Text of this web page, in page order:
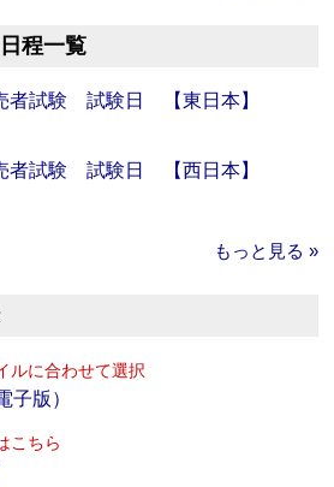
程一覧
者試験 試験日 【東日本】
者試験 試験日 【西日本】
もっと見る »
ルに合わせて選択
子版）
こちら